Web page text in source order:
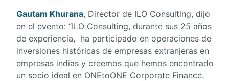
Gautam Khurana, Director de ILO Consulting, dijo
en el evento: “ILO Consulting, durante sus 25 años
de experiencia, ha participado en operaciones de
inversiones históricas de empresas extranjeras en
empresas indias y creemos que hemos encontrado
un socio ideal en ONEtoONE Corporate Finance.